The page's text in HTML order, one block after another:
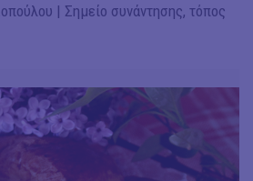
| Σημείο συνάντησης, τόπος